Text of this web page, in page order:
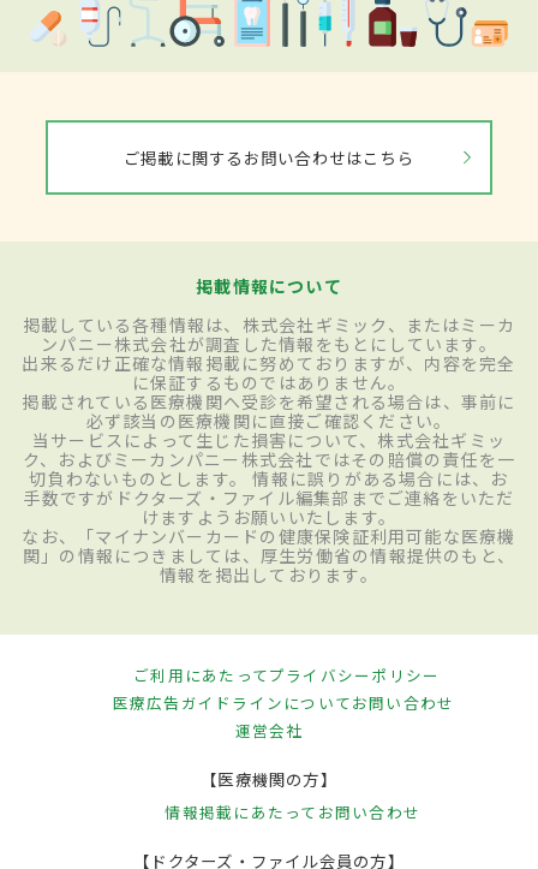
ご掲載に関するお問い合わせはこちら
掲載情報について
掲載している各種情報は、株式会社ギミック、またはミーカ
ンパニー株式会社が調査した情報をもとにしています。
出来るだけ正確な情報掲載に努めておりますが、内容を完全
に保証するものではありません。
掲載されている医療機関へ受診を希望される場合は、事前に
必ず該当の医療機関に直接ご確認ください。
当サービスによって生じた損害について、株式会社ギミッ
ク、およびミーカンパニー株式会社ではその賠償の責任を一
切負わないものとします。 情報に誤りがある場合には、お
手数ですがドクターズ・ファイル編集部までご連絡をいただ
けますようお願いいたします。
なお、「マイナンバーカードの健康保険証利用可能な医療機
関」の情報につきましては、厚生労働省の情報提供のもと、
情報を掲出しております。
ご利用にあたってプライバシーポリシー
医療広告ガイドラインについてお問い合わせ
運営会社
【医療機関の方】
情報掲載にあたって お問い合わせ
【ドクターズ・ファイル会員の方】